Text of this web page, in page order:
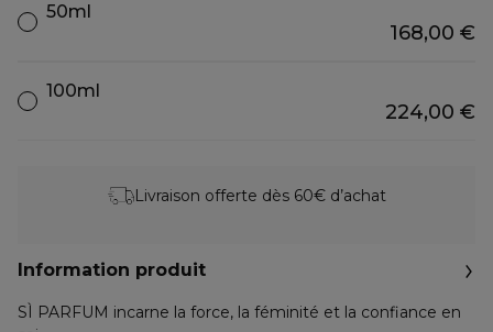
50ml
168,00 €
100ml
224,00 €
Livraison offerte dès 60€ d’achat
Information produit
SÌ PARFUM incarne la force, la féminité et la confiance en